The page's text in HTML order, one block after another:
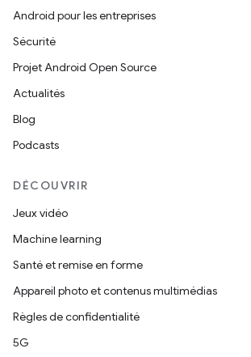
Android pour les entreprises
Sécurité
Projet Android Open Source
Actualités
Blog
Podcasts
DÉCOUVRIR
Jeux vidéo
Machine learning
Santé et remise en forme
Appareil photo et contenus multimédias
Règles de confidentialité
5G